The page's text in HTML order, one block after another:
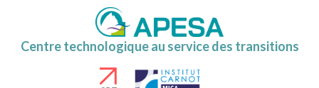
Centre technologique au service des transitions